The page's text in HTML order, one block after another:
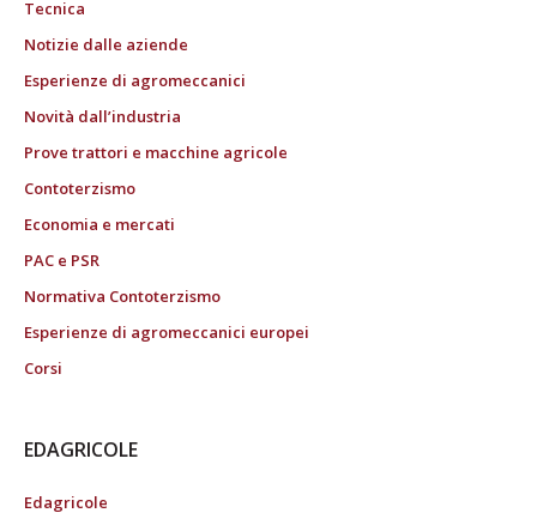
Tecnica
Notizie dalle aziende
Esperienze di agromeccanici
Novità dall’industria
Prove trattori e macchine agricole
Contoterzismo
Economia e mercati
PAC e PSR
Normativa Contoterzismo
Esperienze di agromeccanici europei
Corsi
EDAGRICOLE
Edagricole